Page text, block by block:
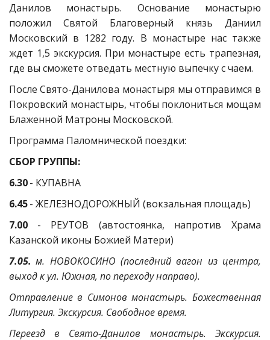
Данилов монастырь. Основание монастырю
положил Святой Благоверный князь Даниил
Московский в 1282 году. В монастыре нас также
ждет 1,5 экскурсия. При монастыре есть трапезная,
где вы сможете отведать местную выпечку с чаем.
После Свято-Данилова монастыря мы отправимся в
Покровский монастырь, чтобы поклониться мощам
Блаженной Матроны Московской.
Программа Паломнической поездки:
СБОР ГРУППЫ:
6.30- КУПАВНА
6.45- ЖЕЛЕЗНОДОРОЖНЫЙ (вокзальная площадь)
7.00 - РЕУТОВ (автостоянка, напротив Храма
Казанской иконы Божией Матери)
7.05. м. НОВОКОСИНО (последний вагон из центра,
выход к ул. Южная, по переходу направо).
Отправление в Симонов монастырь. Божественная
Литургия. Экскурсия. Свободное время.
Переезд в Свято-Данилов монастырь. Экскурсия.